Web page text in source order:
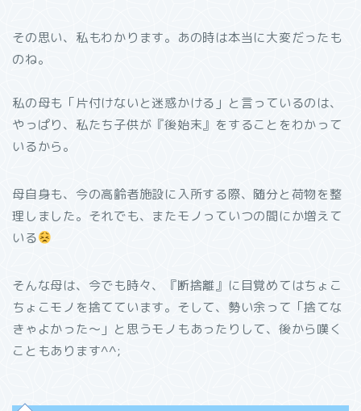
その思い、私もわかります。あの時は本当に大変だったも
のね。
私の母も「片付けないと迷惑かける」と言っているのは、
やっぱり、私たち子供が『後始末』をすることをわかって
いるから。
母自身も、今の高齢者施設に入所する際、随分と荷物を整
理しました。それでも、またモノっていつの間にか増えて
いる
そんな母は、今でも時々、『断捨離』に目覚めてはちょこ
ちょこモノを捨てています。そして、勢い余って「捨てな
きゃよかった〜」と思うモノもあったりして、後から嘆く
こともあります^^;